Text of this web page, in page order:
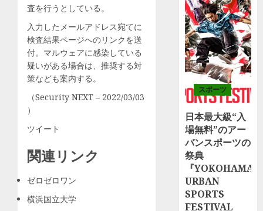
査を行うとしている。
入力したメールアドレス宛てに
検査結果ページへのリンクを送
付。マルウェアに感染している
疑いがある場合は、推奨する対
策なども案内する。
（Security NEXT – 2022/03/03
）
ツイート
関連リンク
ゼロゼロワン
横浜国立大学
スポーツ
日本最大級“入
場無料”のアー
バンスポーツの
祭典
『YOKOHAMA
URBAN
SPORTS
FESTIVAL